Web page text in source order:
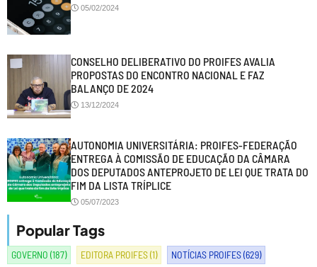
05/02/2024
CONSELHO DELIBERATIVO DO PROIFES AVALIA
PROPOSTAS DO ENCONTRO NACIONAL E FAZ
BALANÇO DE 2024
13/12/2024
AUTONOMIA UNIVERSITÁRIA: PROIFES-FEDERAÇÃO
ENTREGA À COMISSÃO DE EDUCAÇÃO DA CÂMARA
DOS DEPUTADOS ANTEPROJETO DE LEI QUE TRATA DO
FIM DA LISTA TRÍPLICE
05/07/2023
Popular Tags
GOVERNO (187) EDITORA PROIFES(1) NOTÍCIAS PROIFES(629)